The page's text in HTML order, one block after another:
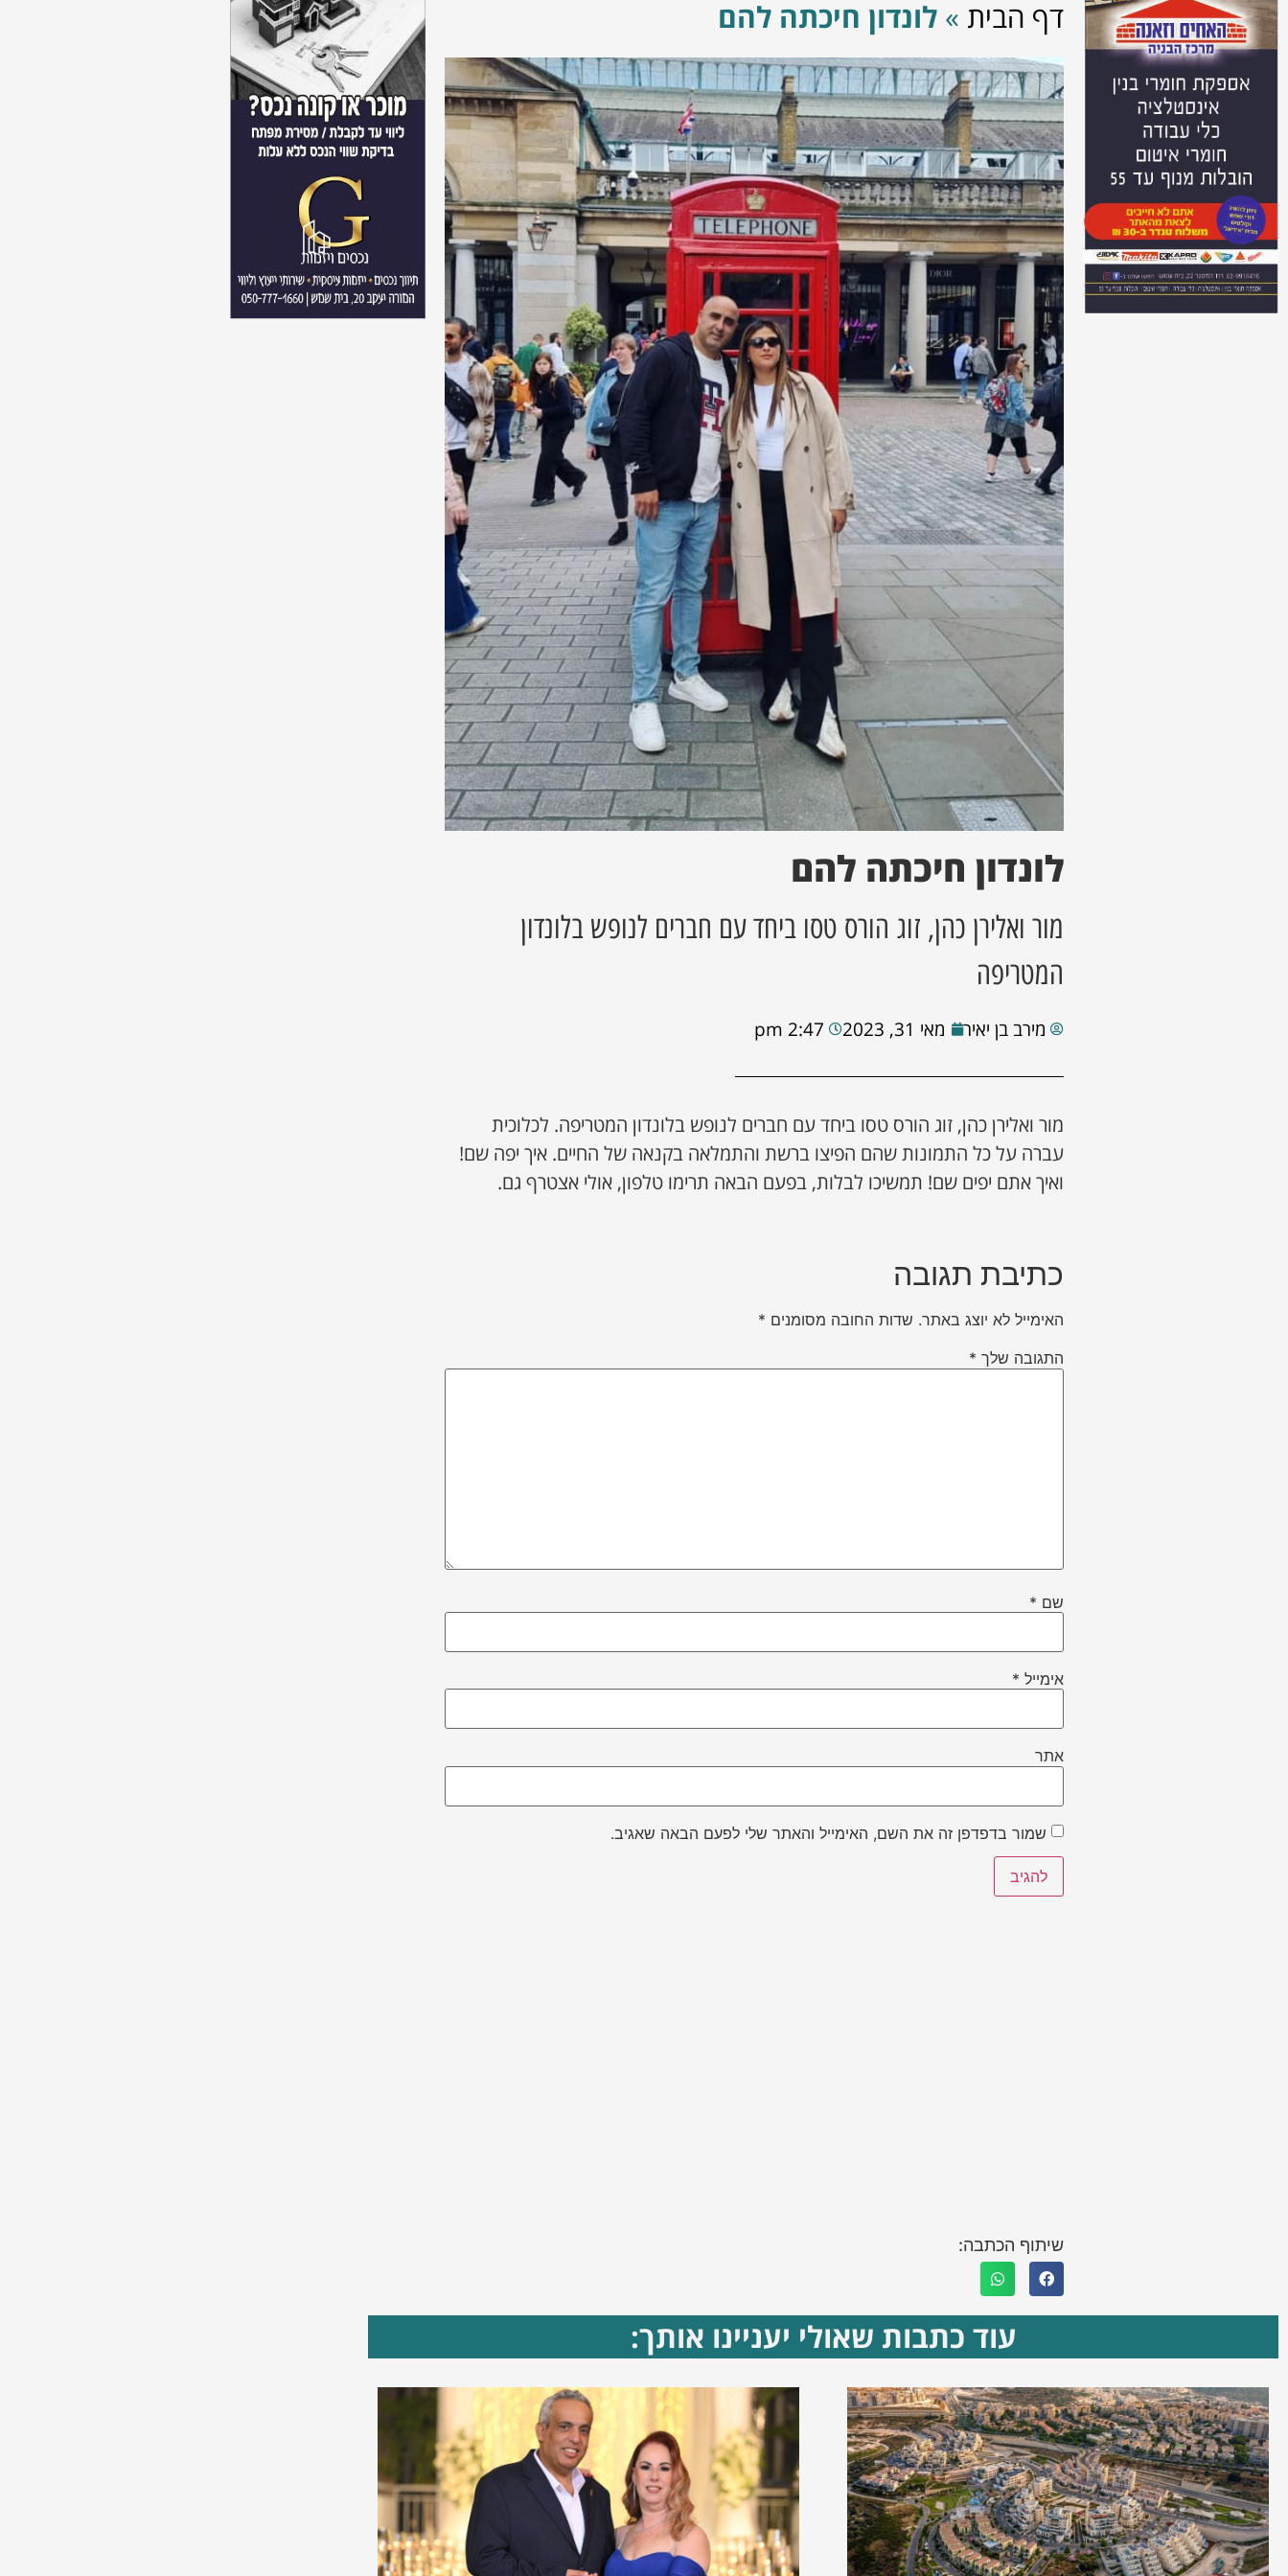
דף הבית »לונדון חיכתה להם
לונדון חיכתה להם
מור ואלירן כהן, זוג הורס טסו ביחד עם חברים לנופש בלונדון
המטריפה
מירב בן יאיר מאי 31, 2023 2:47 pm
מור ואלירן כהן, זוג הורס טסו ביחד עם חברים לנופש בלונדון המטריפה. לכלוכית
עברה על כל התמונות שהם הפיצו ברשת והתמלאה בקנאה של החיים. איך יפה שם!
ואיך אתם יפים שם! תמשיכו לבלות, בפעם הבאה תרימו טלפון, אולי אצטרף גם.
כתיבת תגובה
האימייל לא יוצג באתר. שדות החובה מסומנים *
התגובה שלך *
שם *
אימייל *
אתר
שמור בדפדפן זה את השם, האימייל והאתר שלי לפעם הבאה שאגיב.
שיתוף הכתבה:
עוד כתבות שאולי יעניינו אותך: